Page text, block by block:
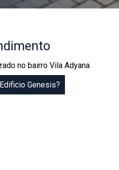
no bairro Vila Adyana
Genesis?